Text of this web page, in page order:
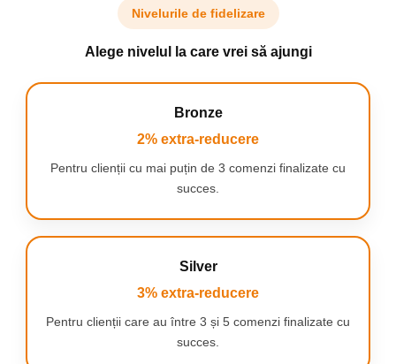
Nivelurile de fidelizare
Alege nivelul la care vrei să ajungi
Bronze
2% extra-reducere
Pentru clienții cu mai puțin de 3 comenzi finalizate cu
succes.
Silver
3% extra-reducere
Pentru clienții care au între 3 și 5 comenzi finalizate cu
succes.